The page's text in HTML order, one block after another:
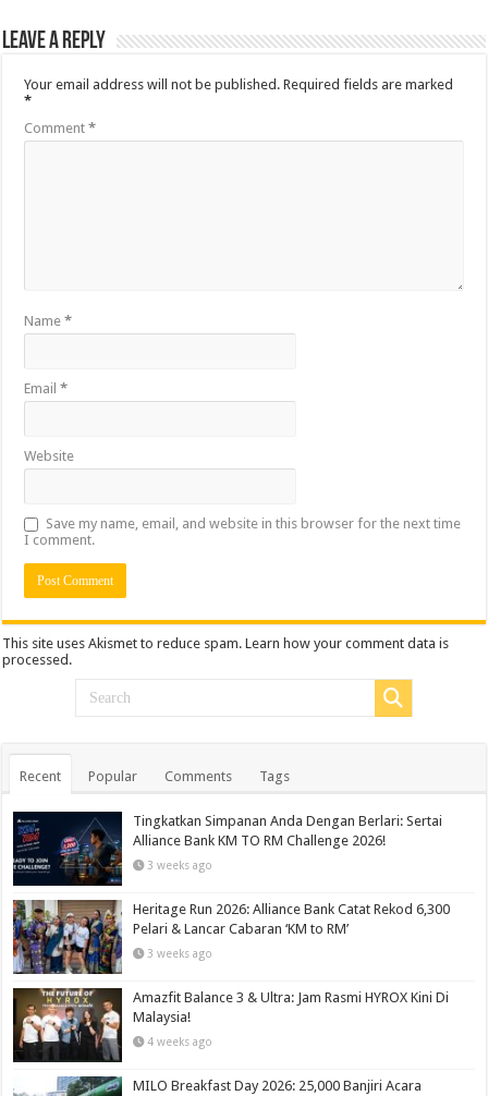
Leave a Reply
Your email address will not be published. Required fields are marked
*
Comment*
Name*
Email*
Website
Save my name, email, and website in this browser for the next time
I comment.
This site uses Akismet to reduce spam.Learn how your comment data is
processed.
Recent Popular Comments Tags
Tingkatkan Simpanan Anda Dengan Berlari: Sertai
Alliance Bank KM TO RM Challenge 2026!
3 weeks ago
Heritage Run 2026: Alliance Bank Catat Rekod 6,300
Pelari & Lancar Cabaran ‘KM to RM’
3 weeks ago
Amazfit Balance 3 & Ultra: Jam Rasmi HYROX Kini Di
Malaysia!
4 weeks ago
MILO Breakfast Day 2026: 25,000 Banjiri Acara